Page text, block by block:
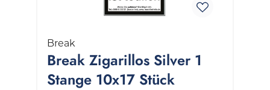
Break
Break Zigarillos Silver 1
Stange 10x17 Stück